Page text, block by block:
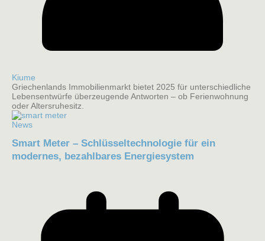
Kiume
Griechenlands Immobilienmarkt bietet 2025 für unterschiedliche
Lebensentwürfe überzeugende Antworten – ob Ferienwohnung
oder Altersruhesitz.
News
Smart Meter – Schlüsseltechnologie für ein
modernes, bezahlbares Energiesystem